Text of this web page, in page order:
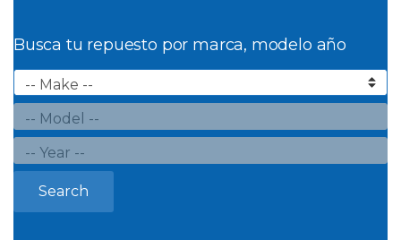
Busca tu repuesto por marca, modelo año
Search